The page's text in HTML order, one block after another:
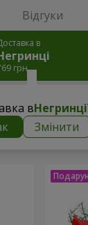
Відгуки
в
грн
вНегринці
Змінити